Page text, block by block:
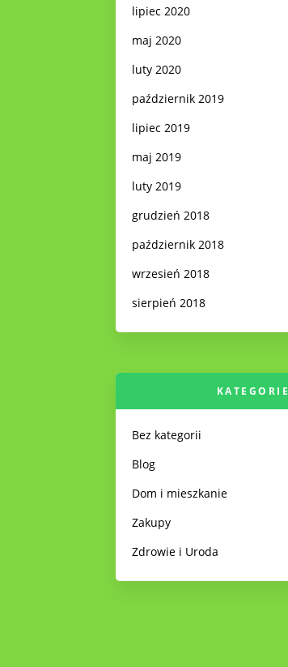
lipiec 2020
maj 2020
luty 2020
październik 2019
lipiec 2019
maj 2019
luty 2019
grudzień 2018
październik 2018
wrzesień 2018
sierpień 2018
KATEGORIE
Bez kategorii
Blog
Dom i mieszkanie
Zakupy
Zdrowie i Uroda